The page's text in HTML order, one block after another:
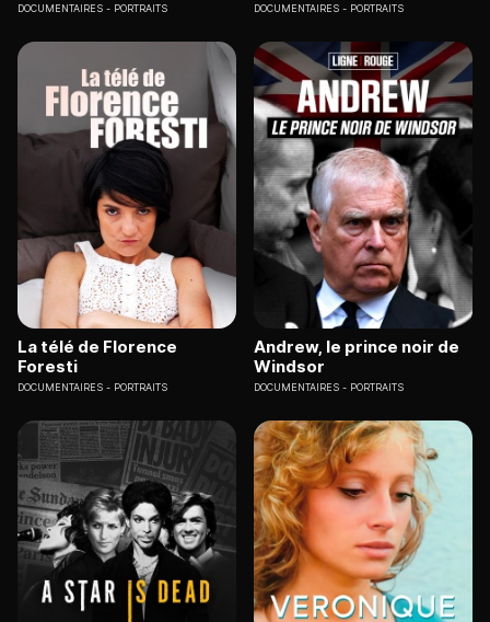
DOCUMENTAIRES PORTRAITS DOCUMENTAIRES PORTRAITS
La télé de Florence
Foresti
DOCUMENTAIRES PORTRAITS
Andrew, le prince noir de
Windsor
DOCUMENTAIRES PORTRAITS